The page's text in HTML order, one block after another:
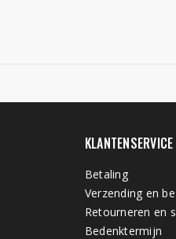
KLANTENSERVICE
Betaling
Verzending en
Retourneren en
Bedenktermijn